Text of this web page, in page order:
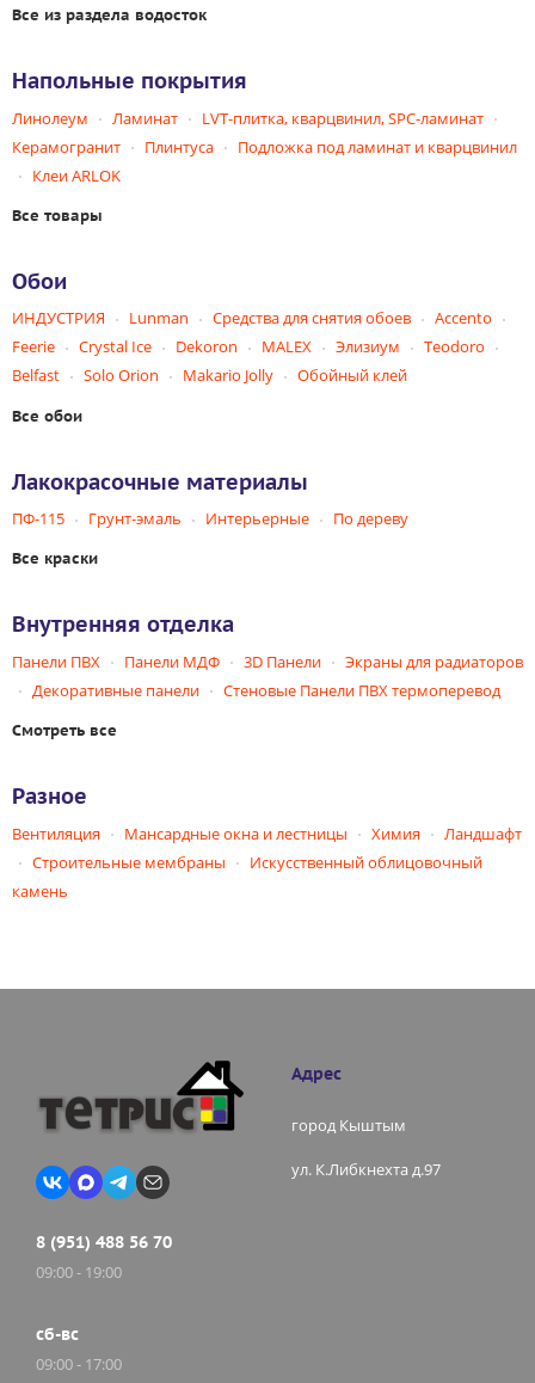
Все из раздела водосток
Напольные покрытия
Линолеум Ламинат
LVT-плитка, кварцвинил, SPC-ламинат
Керамогранит
Плинтуса
Подложка под ламинат и кварцвинил
Клеи ARLOK
Все товары
Обои
ИНДУСТРИЯ Lunman Средства для снятия обоев
Accento
Feerie
Crystal Ice Dekoron MALEX Элизиум
Teodoro
Belfast
Solo Orion Makario Jolly Обойный клей
Все обои
Лакокрасочные материалы
ПФ-115 Грунт-эмаль Интерьерные По дереву
Все краски
Внутренняя отделка
Панели ПВХ Панели МДФ 3D Панели
Экраны для радиаторов
Декоративные панели
Стеновые Панели ПВХ термоперевод
Смотреть все
Разное
Вентиляция Мансардные окна и лестницы Химия
Ландшафт
Строительные мембраны
Искусственный облицовочный
камень
8 (951) 488 56 70
09:00 - 19:00
сб-вс
09:00 - 17:00
Адрес
город Кыштым
ул. К.Либкнехта д.97